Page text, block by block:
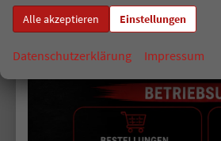
Skoda
Cupra
Hyundai
Alle akzeptieren Einstellungen
Datenschutzerklärung Impressum